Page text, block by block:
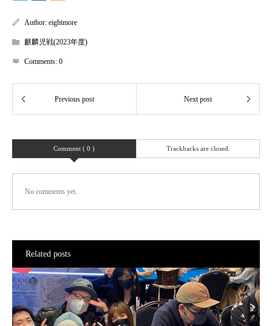
Author: eightmore
麒麟児戦(2023年度)
Comments: 0
Comment ( 0 ) Trackbacks are closed.
No comments yet.
Related posts